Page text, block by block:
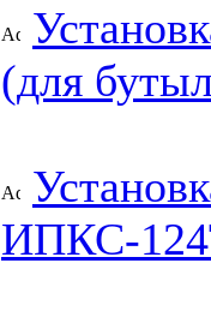
(для
ИПКС-